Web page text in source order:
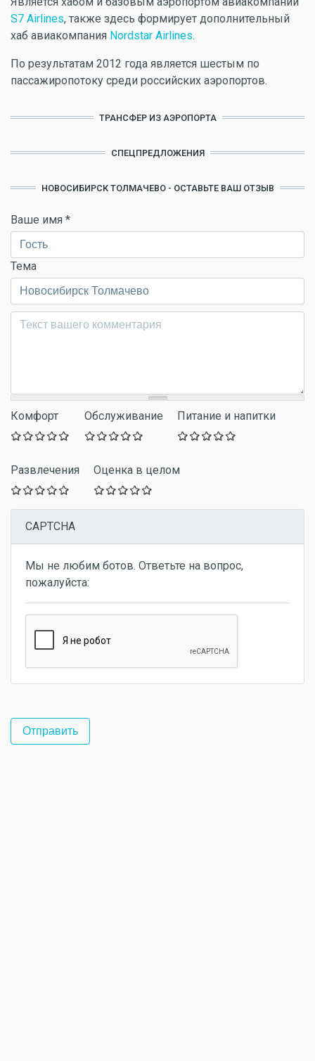
S7 Airlines, также здесь формирует дополнительный
хаб авиакомпания Nordstar Airlines.
По результатам 2012 года является шестым по
пассажиропотоку среди российских аэропортов.
ТРАНСФЕР ИЗ АЭРОПОРТА
СПЕЦПРЕДЛОЖЕНИЯ
НОВОСИБИРСК ТОЛМАЧЕВО - ОСТАВЬТЕ ВАШ ОТЗЫВ
Ваше имя *
Тема
Комментарий*
Комфорт Обслуживание Питание и напитки
Развлечения Оценка в целом
CAPTCHA
Мы не любим ботов. Ответьте на вопрос,
пожалуйста: